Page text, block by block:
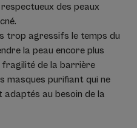
des peaux
trop agressifs le temps du
la peau encore plus
de la barrière
masques purifiant qui ne
au besoin de la